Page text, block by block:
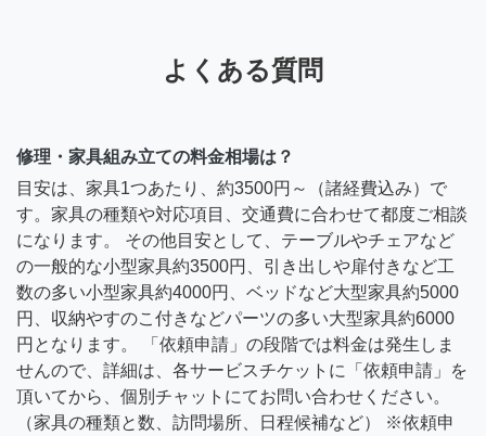
よくある質問
修理・家具組み立ての料金相場は？
目安は、家具1つあたり、約3500円～（諸経費込み）で
す。家具の種類や対応項目、交通費に合わせて都度ご相談
になります。 その他目安として、テーブルやチェアなど
の一般的な小型家具約3500円、引き出しや扉付きなど工
数の多い小型家具約4000円、ベッドなど大型家具約5000
円、収納やすのこ付きなどパーツの多い大型家具約6000
円となります。 「依頼申請」の段階では料金は発生しま
せんので、詳細は、各サービスチケットに「依頼申請」を
頂いてから、個別チャットにてお問い合わせください。
（家具の種類と数、訪問場所、日程候補など） ※依頼申